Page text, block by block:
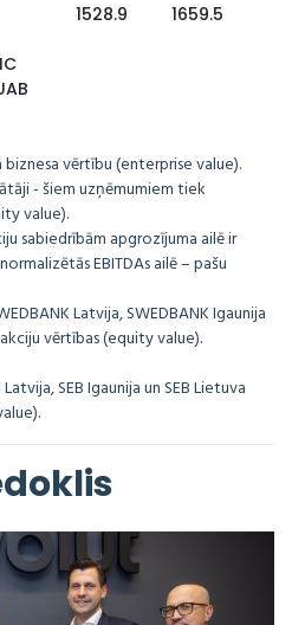
1528.9 1659.5
vērtību (enterprise value).
- šiem uzņēmumiem tiek
value).
sabiedrībām apgrozījuma ailē ir
EBITDAs ailē – pašu
Latvija, SWEDBANK Igaunija
vērtības (equity value).
SEB Igaunija un SEB Lietuva